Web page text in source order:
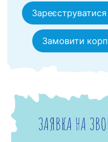
Замовити
ЗАЯВКА НА